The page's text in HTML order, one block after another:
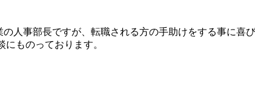
人事部長ですが、転職される方の手助けをする事に喜
ものっております。